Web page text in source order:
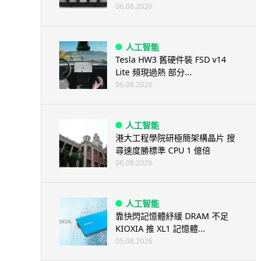
06.08.2026
人工智能
Tesla HW3 舊硬件裝 FSD v14
Lite 頻現過熱 部分...
06.08.2026
人工智能
港大工程學院研極簡架構晶片 搜
尋速度勝標準 CPU 1 億倍
06.08.2026
人工智能
靠快閃記憶體紓緩 DRAM 不足
KIOXIA 推 XL1 記憶體...
05.08.2026